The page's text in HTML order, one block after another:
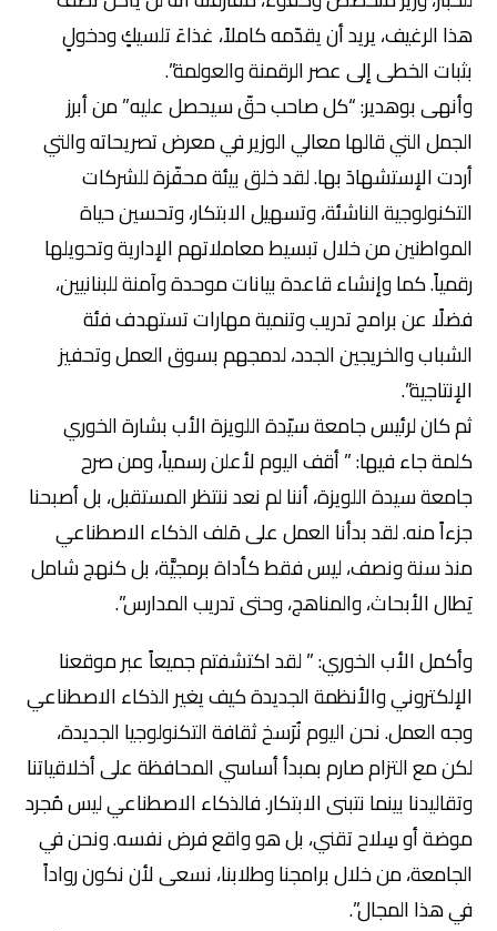
هذا الرغيف، يريد أن يقدّمه كاملاً، غذاءَ تلسيكٍ ودخولٍ
بثبات الخطى إلى عصر الرقمنة والعولمة”.
وأنهى بوهدير: “كل صاحب حقّ سيحصل عليه” من أبرز
الجمل التي قالها معالي الوزير في معرض تصريحاته والتي
أردت الإستشهادَ بها. لقد خلق بيئة محفّزة للشركات
التكنولوجية الناشئة، وتسهيل الابتكار، وتحسين حياة
المواطنين من خلال تبسيط معاملاتهم الإدارية وتحويلها
رقمياً. كما وإنشاء قاعدة بيانات موحدة وآمنة للبنانيين،
فضلًا عن برامج تدريب وتنمية مهارات تستهدف فئة
الشباب والخريجين الجدد، لدمجهم بسوق العمل وتحفيز
الإنتاجية”.
ثم كان لرئيس جامعة سيّدة اللويزة الأب بشارة الخوري
كلمة جاء فيها: ” أقف اليوم لأعلن رسمياً، ومن صرح
جامعة سيدة اللويزة، أننا لم نعد ننتظر المستقبل، بل أصبحنا
جزءاً منه. لقد بدأنا العمل على مَلف الذكاء الاصطناعي
منذ سنة ونصف، ليس فقط كأداة برمجيَّة، بل كنهج شامل
يَطال الأبحاث، والمناهج، وحتى تدريب المدارس”.
وأكمل الأب الخوري: ” لقد اكتشفتم جميعاً عبر موقعنا
الإلكتروني والأنظمة الجديدة كيف يغير الذكاء الاصطناعي
وجه العمل. نحن اليوم نُرَسخ ثقافة التكنولوجيا الجديدة،
لكن مع التزام صارم بمبدأ أساسي المحافظة على أخلاقياتنا
وتقاليدنا بينما نتبنى الابتكار. فالذكاء الاصطناعي ليس مُجرد
موضة أو سِلاح تقني، بل هو واقع فرض نفسه. ونحن في
الجامعة، من خلال برامجنا وطلابنا، نسعى لأن نكون رواداً
في هذا المجال”.